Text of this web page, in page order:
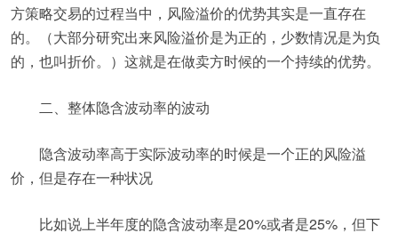
方策略交易的过程当中，风险溢价的优势其实是一直存在
的。（大部分研究出来风险溢价是为正的，少数情况是为负
的，也叫折价。）这就是在做卖方时候的一个持续的优势。
二、整体隐含波动率的波动
隐含波动率高于实际波动率的时候是一个正的风险溢
价，但是存在一种状况
比如说上半年度的隐含波动率是20%或者是25%，但下